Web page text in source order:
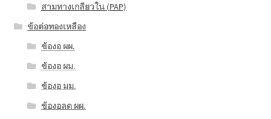
สามทางเกลียวใน (PAP)
ข้อต่อทองเหลือง
ข้องอ ผผ.
ข้องอ ผม.
ข้องอ มม.
ข้องอลด ผผ.